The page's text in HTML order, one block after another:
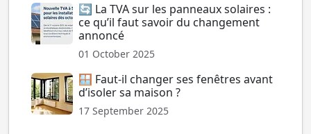
🔄 La TVA sur les panneaux solaires :
ce qu’il faut savoir du changement
annoncé
01 October 2025
🪟 Faut-il changer ses fenêtres avant
d’isoler sa maison ?
17 September 2025